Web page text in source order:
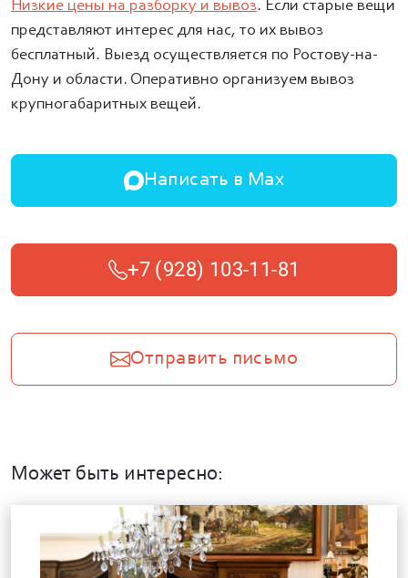
Низкие цены на разборку и вывоз. Если старые вещи
представляют интерес для нас, то их вывоз
бесплатный. Выезд осуществляется по Ростову-на-
Дону и области. Оперативно организуем вывоз
крупногабаритных вещей.
Написать в Max
+7 (928) 103-11-81
Отправить письмо
Может быть интересно: